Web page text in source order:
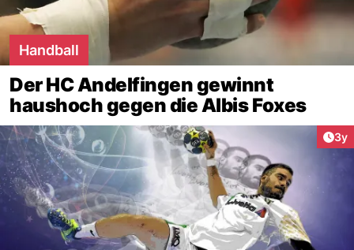
Handball
Der HC Andelfingen gewinnt
haushoch gegen die Albis Foxes
3y